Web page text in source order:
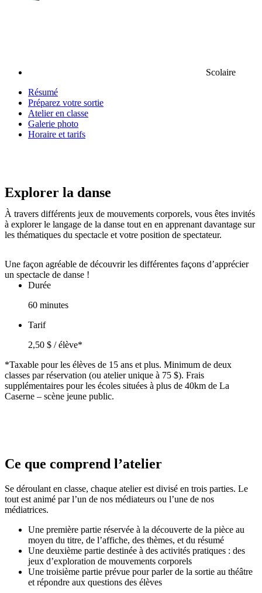
Scolaire
Résumé
Préparez votre sortie
Atelier en classe
Galerie photo
Horaire et tarifs
Explorer la danse
À travers différents jeux de mouvements corporels, vous êtes invités
à explorer le langage de la danse tout en en apprenant davantage sur
les thématiques du spectacle et votre position de spectateur.
Une façon agréable de découvrir les différentes façons d’apprécier
un spectacle de danse !
Durée
60 minutes
Tarif
2,50 $ / élève*
*Taxable pour les élèves de 15 ans et plus. Minimum de deux
classes par réservation (ou atelier unique à 75 $). Frais
supplémentaires pour les écoles situées à plus de 40km de La
Caserne – scène jeune public.
Ce que comprend l’atelier
Se déroulant en classe, chaque atelier est divisé en trois parties. Le
tout est animé par l’un de nos médiateurs ou l’une de nos
médiatrices.
Une première partie réservée à la découverte de la pièce au
moyen du titre, de l’affiche, des thèmes, et du résumé
Une deuxième partie destinée à des activités pratiques : des
jeux d’exploration de mouvements corporels
Une troisième partie prévue pour parler de la sortie au théâtre
et répondre aux questions des élèves